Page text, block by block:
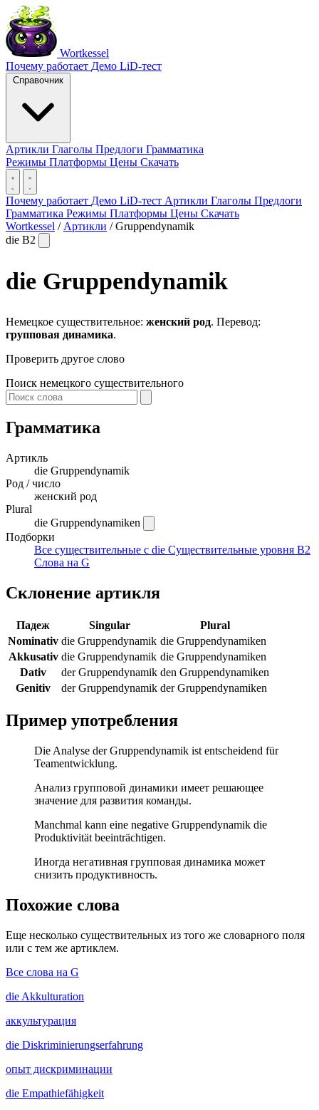
Wortkessel
Почему работает Демо LiD-тест
Справочник
Артикли Глаголы Предлоги Грамматика
Режимы Платформы Цены Скачать
Почему работает Демо LiD-тест Артикли Глаголы Предлоги
Грамматика Режимы Платформы Цены Скачать
Wortkessel / Артикли / Gruppendynamik
die B2
die Gruppendynamik
Немецкое существительное: женский род. Перевод:
групповая динамика.
Проверить другое слово
Поиск немецкого существительного
Грамматика
Артикль
die Gruppendynamik
Род / число
женский род
Plural
die Gruppendynamiken
Подборки
Все существительные с die Существительные уровня B2
Слова на G
Склонение артикля
Падеж Singular
Plural
Nominativ die Gruppendynamik die Gruppendynamiken
Akkusativ die Gruppendynamik die Gruppendynamiken
Dativ
der Gruppendynamik den Gruppendynamiken
Genitiv
der Gruppendynamik der Gruppendynamiken
Пример употребления
Die Analyse der Gruppendynamik ist entscheidend für
Teamentwicklung.
Анализ групповой динамики имеет решающее
значение для развития команды.
Manchmal kann eine negative Gruppendynamik die
Produktivität beeinträchtigen.
Иногда негативная групповая динамика может
снизить продуктивность.
Похожие слова
Еще несколько существительных из того же словарного поля
или с тем же артиклем.
Все слова на G
die Akkulturation
аккультурация
die Diskriminierungserfahrung
опыт дискриминации
die Empathiefähigkeit